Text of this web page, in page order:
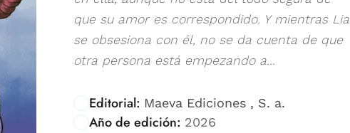
que su amor es correspondido. Y mientras Lia
se obsesiona con él, no se da cuenta de que
otra persona está empezando a...
Editorial: Maeva Ediciones , S. a.
Año de edición: 2026